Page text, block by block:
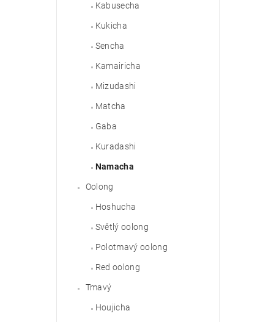
Kabusecha
Kukicha
Sencha
Kamairicha
Mizudashi
Matcha
Gaba
Kuradashi
Namacha
Oolong
Hoshucha
Světlý oolong
Polotmavý oolong
Red oolong
Tmavý
Houjicha